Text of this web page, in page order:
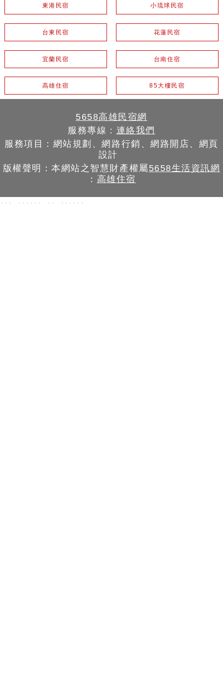
東港民宿 小琉球民宿
台東民宿 花蓮民宿
宜蘭民宿 台南住宿
高雄住宿 85大樓民宿
5658高雄民宿網
服務專線： 連絡我們
服務項目：網站規劃、網路行銷、網路開店、網頁
設計
版權聲明：本網站之智慧財產權屬5658生活資訊網
： 高雄住宿